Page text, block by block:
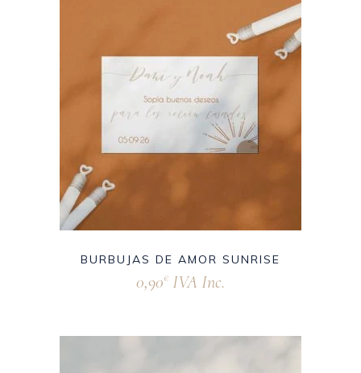
BURBUJAS DE AMOR SUNRISE
0,90€ IVA Inc.